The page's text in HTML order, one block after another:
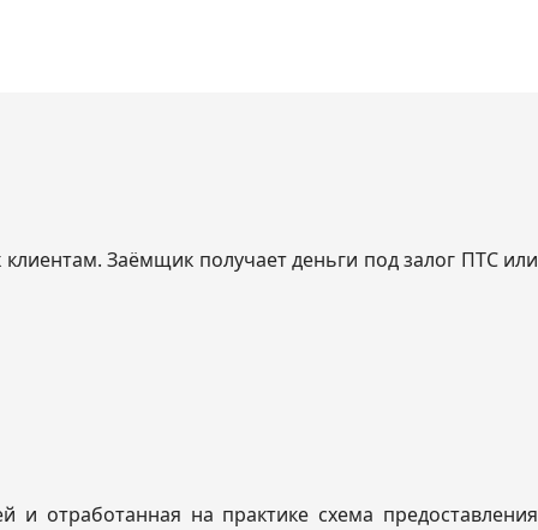
Заёмщик получает деньги под залог ПТС или
отработанная на практике схема предоставления